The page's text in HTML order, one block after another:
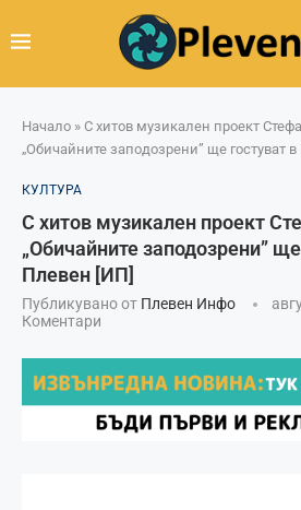
Начало » С хитов музикален проект
„Обичайните заподозрени” ще гостуват
КУЛТУРА
С хитов музикален проект
„Обичайните заподозрени”
Плевен [ИП]
Публикувано от Плевен Инфо
Коментари